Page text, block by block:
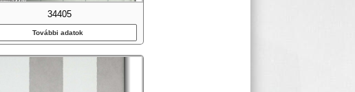
34405
További adatok